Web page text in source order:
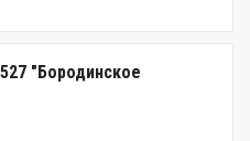
"Бородинское